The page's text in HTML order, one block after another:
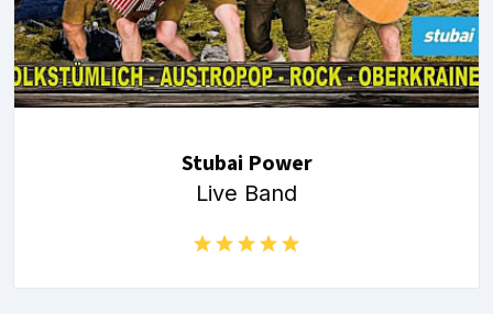
Stubai Power
Live Band